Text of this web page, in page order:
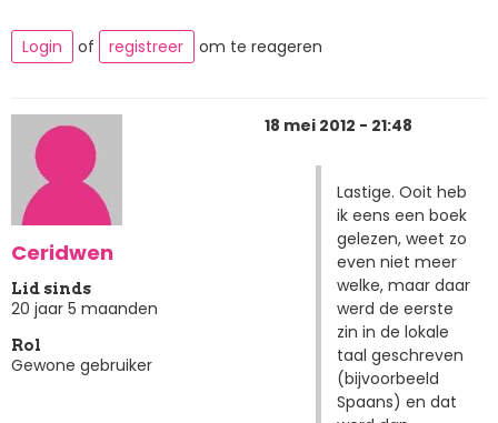
Login of registreer om te reageren
Ceridwen
Lid sinds
20 jaar 5 maanden
Rol
Gewone gebruiker
18 mei 2012 - 21:48
Lastige. Ooit heb
ik eens een boek
gelezen, weet zo
even niet meer
welke, maar daar
werd de eerste
zin in de lokale
taal geschreven
(bijvoorbeeld
Spaans) en dat